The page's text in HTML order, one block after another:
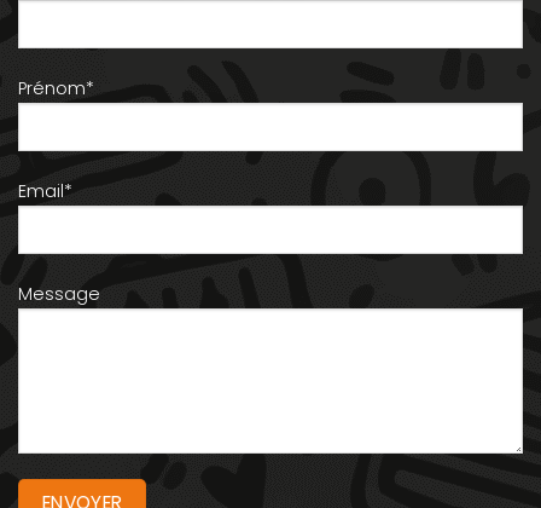
Prénom*
Email*
Message